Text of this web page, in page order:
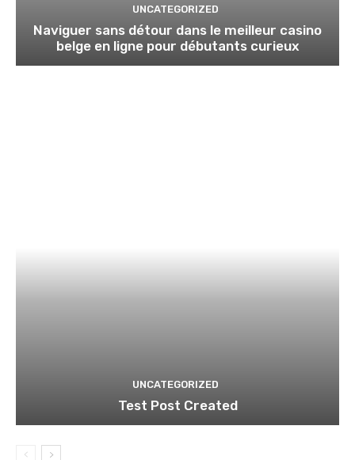
UNCATEGORIZED
Naviguer sans détour dans le meilleur casino
belge en ligne pour débutants curieux
UNCATEGORIZED
Test Post Created